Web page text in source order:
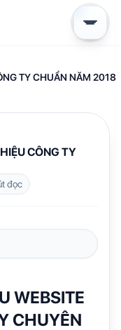
TY CHUẨN NĂM 2018
CÔNG TY
đọc
WEBSITE
CHUYÊN